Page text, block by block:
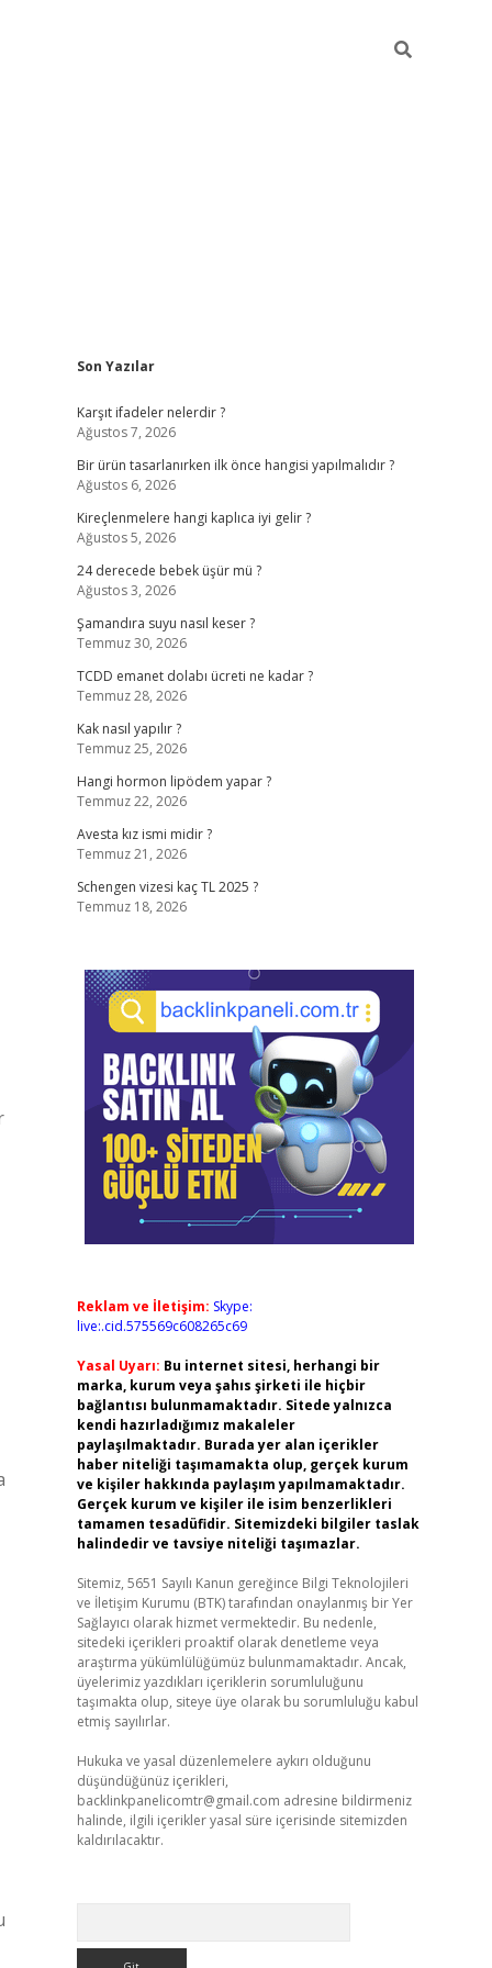
Sidebar
Son Yazılar
Karşıt ifadeler nelerdir ?
Ağustos 7, 2026
Bir ürün tasarlanırken ilk önce hangisi yapılmalıdır ?
Ağustos 6, 2026
Kireçlenmelere hangi kaplıca iyi gelir ?
Ağustos 5, 2026
24 derecede bebek üşür mü ?
Ağustos 3, 2026
Şamandıra suyu nasıl keser ?
Temmuz 30, 2026
TCDD emanet dolabı ücreti ne kadar ?
Temmuz 28, 2026
Kak nasıl yapılır ?
Temmuz 25, 2026
Hangi hormon lipödem yapar ?
Temmuz 22, 2026
Avesta kız ismi midir ?
Temmuz 21, 2026
Schengen vizesi kaç TL 2025 ?
Temmuz 18, 2026
Reklam ve İletişim: Skype:
live:.cid.575569c608265c69
Yasal Uyarı: Bu internet sitesi, herhangi bir
marka, kurum veya şahıs şirketi ile hiçbir
bağlantısı bulunmamaktadır. Sitede yalnızca
kendi hazırladığımız makaleler
paylaşılmaktadır. Burada yer alan içerikler
haber niteliği taşımamakta olup, gerçek kurum
ve kişiler hakkında paylaşım yapılmamaktadır.
Gerçek kurum ve kişiler ile isim benzerlikleri
tamamen tesadüfidir. Sitemizdeki bilgiler taslak
halindedir ve tavsiye niteliği taşımazlar.
Sitemiz, 5651 Sayılı Kanun gereğince Bilgi Teknolojileri
ve İletişim Kurumu (BTK) tarafından onaylanmış bir Yer
Sağlayıcı olarak hizmet vermektedir. Bu nedenle,
sitedeki içerikleri proaktif olarak denetleme veya
araştırma yükümlülüğümüz bulunmamaktadır. Ancak,
üyelerimiz yazdıkları içeriklerin sorumluluğunu
taşımakta olup, siteye üye olarak bu sorumluluğu kabul
etmiş sayılırlar.
Hukuka ve yasal düzenlemelere aykırı olduğunu
düşündüğünüz içerikleri,
backlinkpanelicomtr@gmail.com adresine bildirmeniz
halinde, ilgili içerikler yasal süre içerisinde sitemizden
kaldırılacaktır.